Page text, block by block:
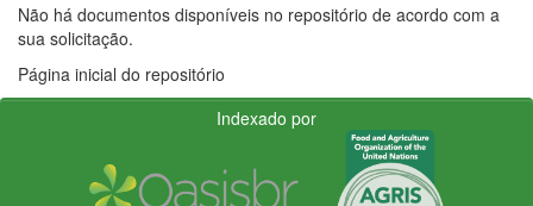
Não há documentos disponíveis no repositório de acordo com a
sua solicitação.
Página inicial do repositório
Indexado por